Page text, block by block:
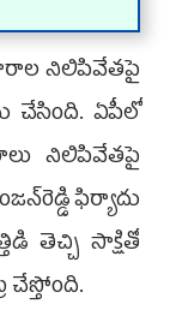
నిలిపివేతపై
చేసింది. ఏపీలో
నిలిపివేతపై
ఫిర్యాదు
తెచ్చి సాక్షితో
చేస్తోంది.